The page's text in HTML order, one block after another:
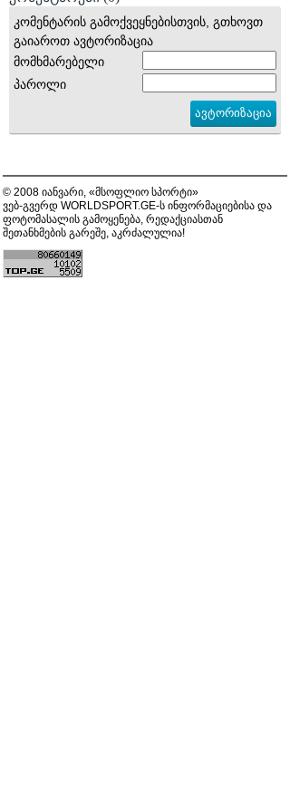
კომენტარის გამოქვეყნებისთვის, გთხოვთ
გაიაროთ ავტორიზაცია
მომხმარებელი
პაროლი
© 2008 იანვარი, «მსოფლიო სპორტი»
ვებ-გვერდ WORLDSPORT.GE-ს ინფორმაციებისა და
ფოტომასალის გამოყენება, რედაქციასთან
შეთანხმების გარეშე, აკრძალულია!